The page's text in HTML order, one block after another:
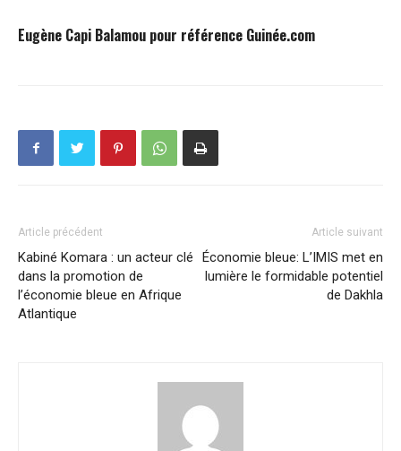
Eugène Capi Balamou pour référence Guinée.com
Article précédent
Kabiné Komara : un acteur clé
dans la promotion de
l’économie bleue en Afrique
Atlantique
Article suivant
Économie bleue: L’IMIS met en
lumière le formidable potentiel
de Dakhla